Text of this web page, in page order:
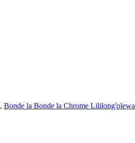
, Bonde la Bonde la Chrome Lililong'olewa